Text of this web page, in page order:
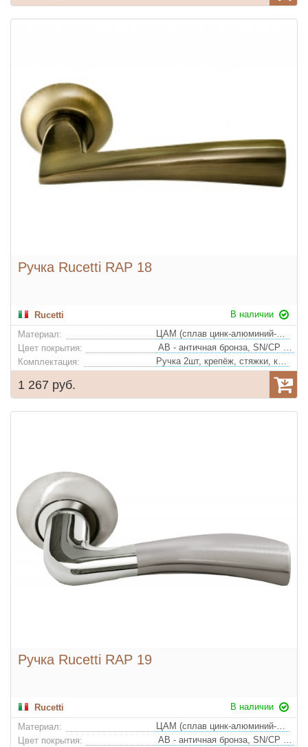
Ручка Rucetti RAP 18
Rucetti
В наличии
Материал:
ЦАМ (сплав цинк-алюминий-медь)
Цвет покрытия:
AB - античная бронза, SN/CP - белый никель/полированный хром
Комплектация:
Ручка 2шт, крепёж, стяжки, квадрат
1 267 руб.
Ручка Rucetti RAP 19
Rucetti
В наличии
Материал:
ЦАМ (сплав цинк-алюминий-медь)
Цвет покрытия:
AB - античная бронза, SN/CP - белый никель/полированный хром